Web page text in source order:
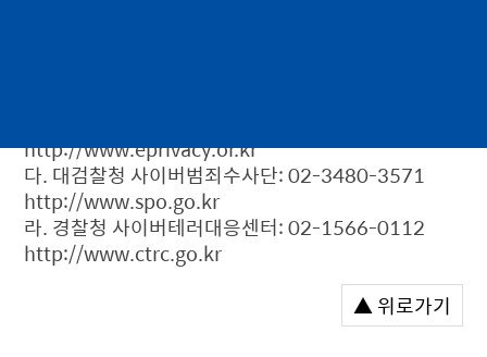
http://www.eprivacy.or.kr
다. 대검찰청 사이버범죄수사단: 02-3480-3571
http://www.spo.go.kr
라. 경찰청 사이버테러대응센터: 02-1566-0112
http://www.ctrc.go.kr
▲ 위로가기